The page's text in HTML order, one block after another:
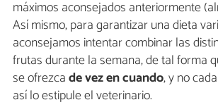
máximos aconsejados anteriormente
Así mismo, para garantizar una dieta
aconsejamos intentar combinar las
frutas durante la semana, de tal forma
se ofrezcade vez en cuando, y no
así lo estipule el veterinario.